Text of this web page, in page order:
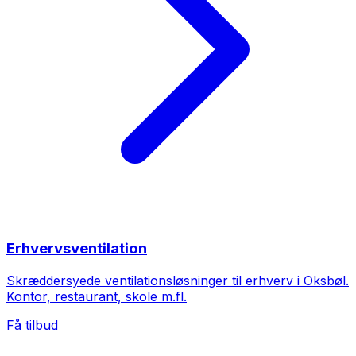
Erhvervsventilation
Skræddersyede ventilationsløsninger til erhverv i Oksbøl.
Kontor, restaurant, skole m.fl.
Få tilbud